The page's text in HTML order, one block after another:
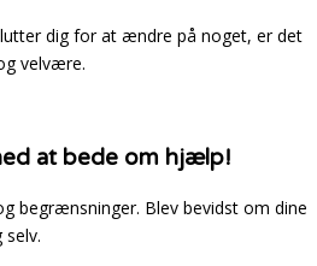
dig for at ændre på noget, er det
velvære.
at bede om hjælp!
begrænsninger. Blev bevidst om dine